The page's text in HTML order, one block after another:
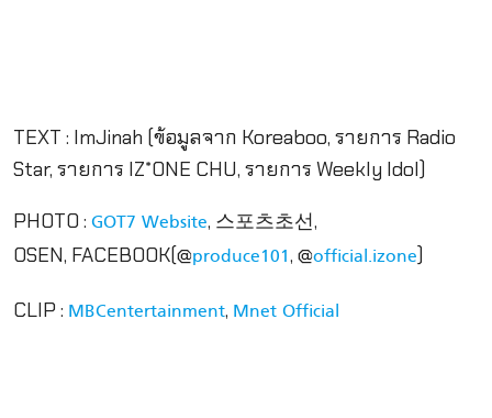
TEXT : ImJinah (ข้อมูลจาก Koreaboo, รายการ Radio
Star, รายการ IZ*ONE CHU, รายการ Weekly Idol)
PHOTO : GOT7 Website, 스포츠초선,
OSEN, FACEBOOK(@produce101, @official.izone)
CLIP : MBCentertainment, Mnet Official